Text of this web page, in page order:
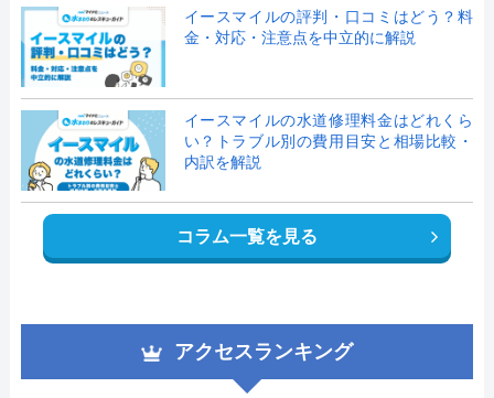
イースマイルの評判・口コミはどう？料
金・対応・注意点を中立的に解説
イースマイルの水道修理料金はどれくら
い？トラブル別の費用目安と相場比較・
内訳を解説
コラム一覧を見る
アクセスランキング